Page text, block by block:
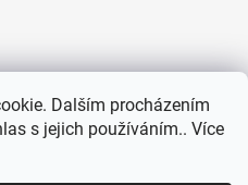
Dalším procházením
s jejich používáním.. Více